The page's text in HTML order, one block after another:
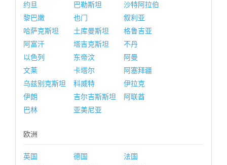
约旦
巴勒斯坦
沙特阿拉伯
黎巴嫩
也门
叙利亚
哈萨克斯坦
土库曼斯坦
格鲁吉亚
阿富汗
塔吉克斯坦
不丹
以色列
东帝汶
阿曼
文莱
卡塔尔
阿塞拜疆
乌兹别克斯坦
科威特
伊拉克
伊朗
吉尔吉斯斯坦
阿联酋
巴林
亚美尼亚
欧洲
英国 德国
法国